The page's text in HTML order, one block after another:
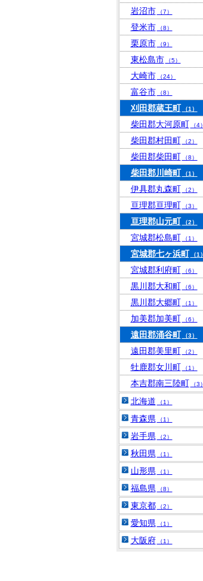
岩沼市 （7）
登米市 （8）
栗原市 （9）
東松島市 （5）
大崎市 （24）
富谷市 （8）
刈田郡蔵王町 （1）
柴田郡大河原町 （4）
柴田郡村田町 （2）
柴田郡柴田町 （8）
柴田郡川崎町 （1）
伊具郡丸森町 （2）
亘理郡亘理町 （3）
亘理郡山元町 （2）
宮城郡松島町 （1）
宮城郡七ヶ浜町 （1）
宮城郡利府町 （6）
黒川郡大和町 （6）
黒川郡大郷町 （1）
加美郡加美町 （6）
遠田郡涌谷町 （3）
遠田郡美里町 （2）
牡鹿郡女川町 （1）
本吉郡南三陸町 （3）
北海道 （1）
青森県 （1）
岩手県 （2）
秋田県 （1）
山形県 （1）
福島県 （8）
東京都 （2）
愛知県 （1）
大阪府 （1）